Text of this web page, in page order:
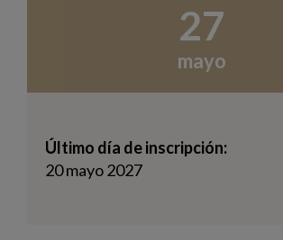
27
mayo
Último día de inscripción:
20 mayo 2027